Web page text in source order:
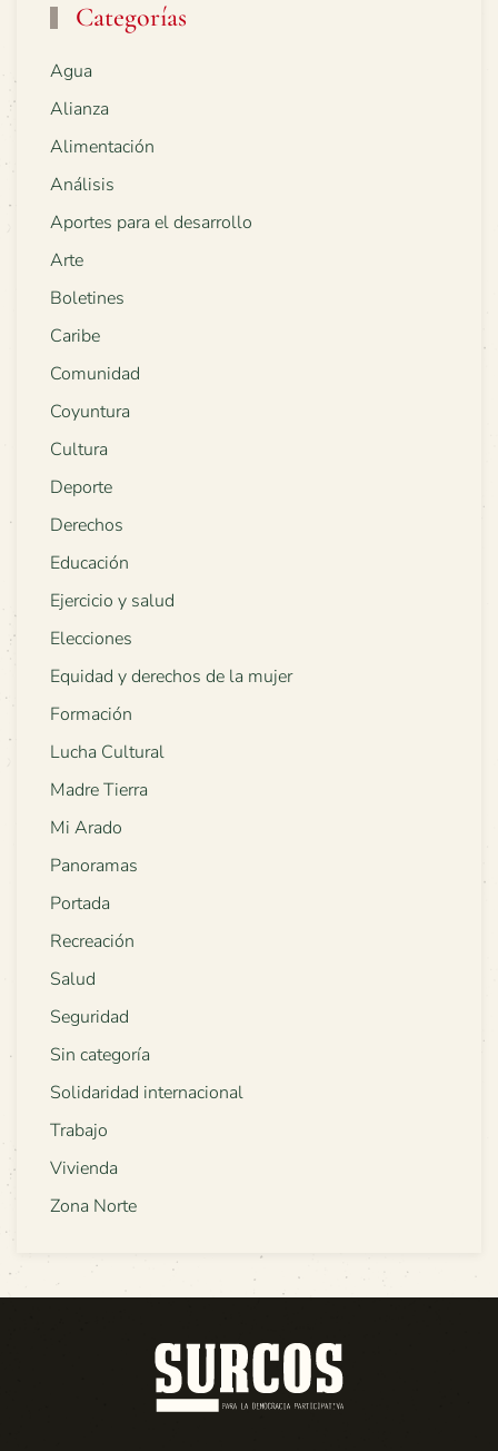
Categorías
Agua
Alianza
Alimentación
Análisis
Aportes para el desarrollo
Arte
Boletines
Caribe
Comunidad
Coyuntura
Cultura
Deporte
Derechos
Educación
Ejercicio y salud
Elecciones
Equidad y derechos de la mujer
Formación
Lucha Cultural
Madre Tierra
Mi Arado
Panoramas
Portada
Recreación
Salud
Seguridad
Sin categoría
Solidaridad internacional
Trabajo
Vivienda
Zona Norte